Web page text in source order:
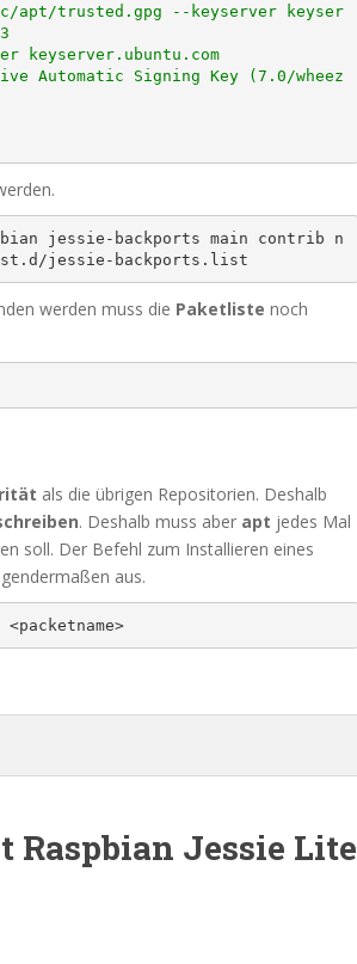
trusted.gpg --keyserver keyser
keyserver.ubuntu.com
Automatic Signing Key (7.0/wheez
jessie-backports main contrib n
jessie-backports.list
werden muss die Paketliste noch
als die übrigen Repositorien. Deshalb
. Deshalb muss aber apt jedes Mal
soll. Der Befehl zum Installieren eines
aus.
Raspbian Jessie Lite